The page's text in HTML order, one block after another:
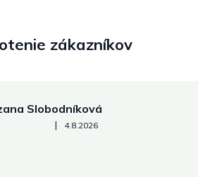
zákazníkov
Slobodníková
obchodu je 5 z 5 hviezdičiek.
| 4.8.2026